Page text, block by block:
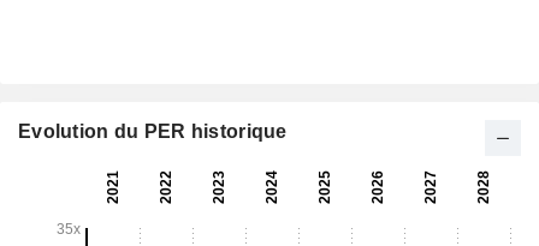
Evolution du PER historique